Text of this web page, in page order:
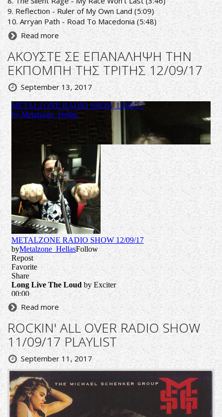
9. Reflection - Ruler of My Own Land (5:09)
10. Arryan Path - Road To Macedonia (5:48)
Read more
ΑΚΟΥΣΤΕ ΣΕ ΕΠΑΝΑΛΗΨΗ ΤΗΝ
ΕΚΠΟΜΠΗ ΤΗΣ ΤΡΙΤΗΣ 12/09/17
September 13, 2017
Read more
ROCKIN' ALL OVER RADIO SHOW
11/09/17 PLAYLIST
September 11, 2017